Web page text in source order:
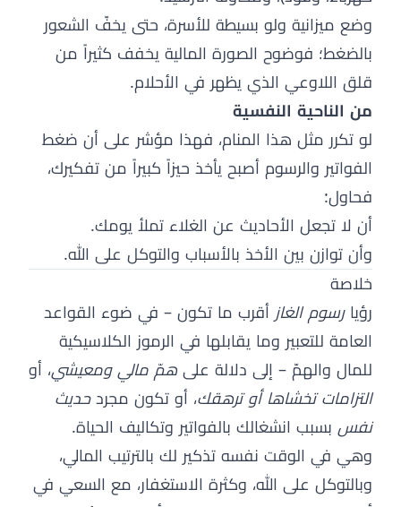
وضع ميزانية ولو بسيطة للأسرة، حتى يخفّ الشعور
بالضغط؛ فوضوح الصورة المالية يخفف كثيراً من
قلق اللاوعي الذي يظهر في الأحلام.
من الناحية النفسية
لو تكرر مثل هذا المنام، فهذا مؤشر على أن ضغط
الفواتير والرسوم أصبح يأخذ حيزاً كبيراً من تفكيرك،
فحاول:
أن لا تجعل الأحاديث عن الغلاء تملأ يومك.
وأن توازن بين الأخذ بالأسباب والتوكل على الله.
خلاصة
رؤيارسوم الغازأقرب ما تكون – في ضوء القواعد
العامة للتعبير وما يقابلها في الرموز الكلاسيكية
للمال والهمّ – إلى دلالة علىهمّ مالي ومعيشي، أو
التزامات تخشاها أو ترهقك، أو تكون مجردحديث
نفس بسبب انشغالك بالفواتير وتكاليف الحياة.
وهي في الوقت نفسه تذكير لك بالترتيب المالي،
وبالتوكل على الله، وكثرة الاستغفار، مع السعي في